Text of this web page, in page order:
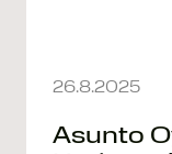
26.8.2025
Asunto